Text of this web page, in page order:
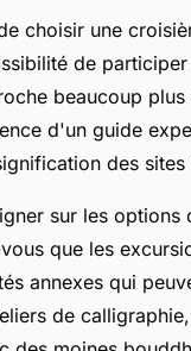
choisir une
de
beaucoup
d'un guide
des sites
sur les
que les
annexes qui
de